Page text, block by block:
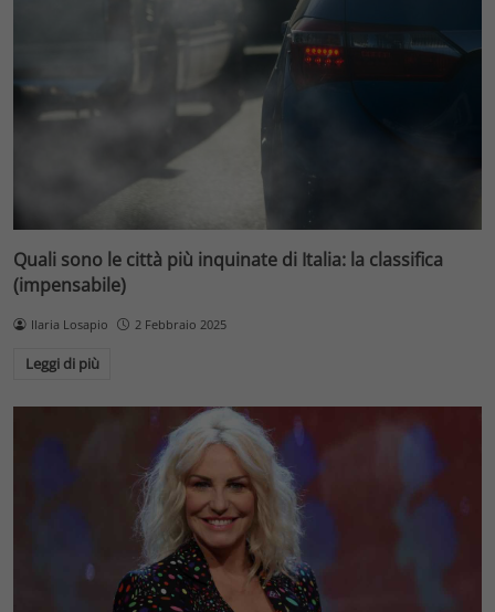
Quali sono le città più inquinate di Italia: la classifica
(impensabile)
Ilaria Losapio 2 Febbraio 2025
Leggi di più